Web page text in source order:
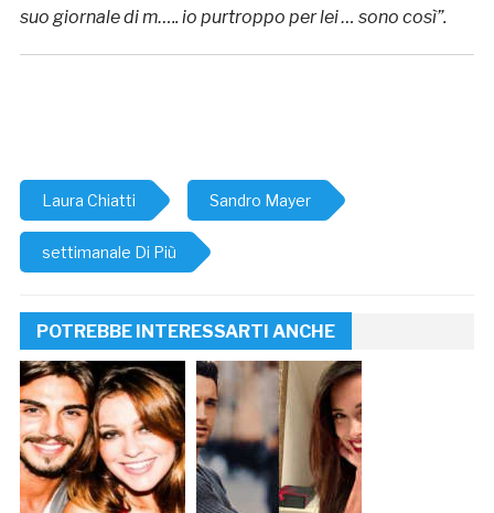
suo giornale di m….. io purtroppo per lei … sono così”.
Laura Chiatti Sandro Mayer
settimanale Di Più
POTREBBE INTERESSARTI ANCHE